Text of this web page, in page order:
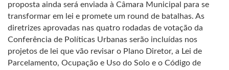
proposta ainda será enviada à Câmara Municipal para se
transformar em lei e promete um round de batalhas. As
diretrizes aprovadas nas quatro rodadas de votação da
Conferência de Políticas Urbanas serão incluídas nos
projetos de lei que vão revisar o Plano Diretor, a Lei de
Parcelamento, Ocupação e Uso do Solo e o Código de